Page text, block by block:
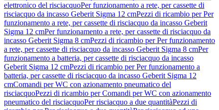
elettronico del risciacquoPer funzionamento a rete, per cassette di
risciacquo da incasso Geberit Sigma 12 cmPezzi di ricambio per Per
funzionamento a rete, per cassette di risciacquo da incasso Geberit
Sigma 12 cmPer funzionamento a rete, per cassette di risciacquo da
incasso Geberit Sigma 8 cmPezzi di ricambio per Per funzionamento
a rete, per cassette di risciacquo da incasso Geberit Sigma 8 cmPer
funzionamento a batteria, per cassette di risciacquo da incasso
Geberit Sigma 12 cmPezzi di ricambio per Per funzionamento a
batteria, per cassette di risciacquo da incasso Geberit Sigma 12
cmComandi per WC con azionamento pneumatico del
risciacquoPezzi di ricambio per Comandi per WC con azionamento
pneumatico del risciacquoPer risciacquo a due quantitàPezzi di